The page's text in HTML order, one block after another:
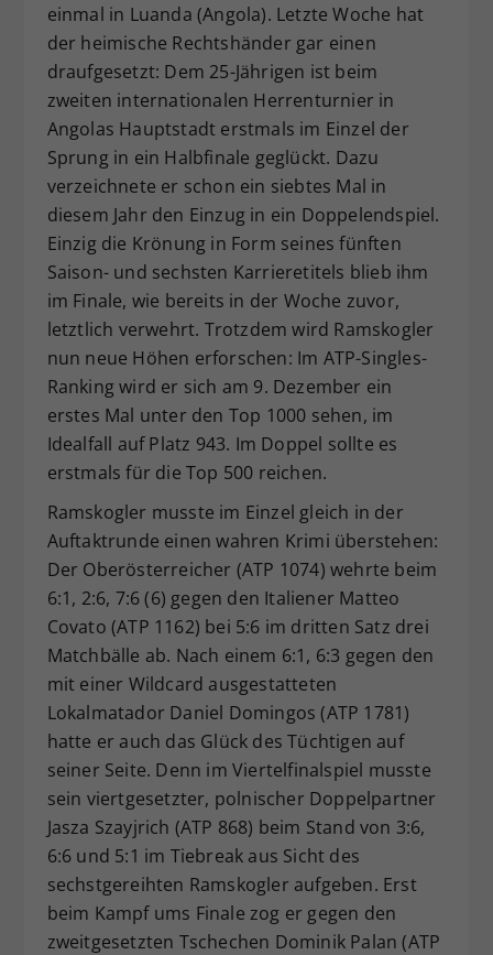
einmal in Luanda (Angola). Letzte Woche hat
der heimische Rechtshänder gar einen
draufgesetzt: Dem 25-Jährigen ist beim
zweiten internationalen Herrenturnier in
Angolas Hauptstadt erstmals im Einzel der
Sprung in ein Halbfinale geglückt. Dazu
verzeichnete er schon ein siebtes Mal in
diesem Jahr den Einzug in ein Doppelendspiel.
Einzig die Krönung in Form seines fünften
Saison- und sechsten Karrieretitels blieb ihm
im Finale, wie bereits in der Woche zuvor,
letztlich verwehrt. Trotzdem wird Ramskogler
nun neue Höhen erforschen: Im ATP-Singles-
Ranking wird er sich am 9. Dezember ein
erstes Mal unter den Top 1000 sehen, im
Idealfall auf Platz 943. Im Doppel sollte es
erstmals für die Top 500 reichen.
Ramskogler musste im Einzel gleich in der
Auftaktrunde einen wahren Krimi überstehen:
Der Oberösterreicher (ATP 1074) wehrte beim
6:1, 2:6, 7:6 (6) gegen den Italiener Matteo
Covato (ATP 1162) bei 5:6 im dritten Satz drei
Matchbälle ab. Nach einem 6:1, 6:3 gegen den
mit einer Wildcard ausgestatteten
Lokalmatador Daniel Domingos (ATP 1781)
hatte er auch das Glück des Tüchtigen auf
seiner Seite. Denn im Viertelfinalspiel musste
sein viertgesetzter, polnischer Doppelpartner
Jasza Szayjrich (ATP 868) beim Stand von 3:6,
6:6 und 5:1 im Tiebreak aus Sicht des
sechstgereihten Ramskogler aufgeben. Erst
beim Kampf ums Finale zog er gegen den
zweitgesetzten Tschechen Dominik Palan (ATP
Zweck
Dieser Wert speichert Ihre Consent-
Einstellungen. Unter anderem eine
zufällig generierte ID, für die
historische Speicherung Ihrer
vorgenommen Einstellungen, falls der
Webseiten-Betreiber dies eingestellt